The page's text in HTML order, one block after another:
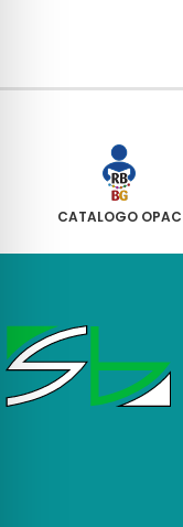
CATALOGO OPAC